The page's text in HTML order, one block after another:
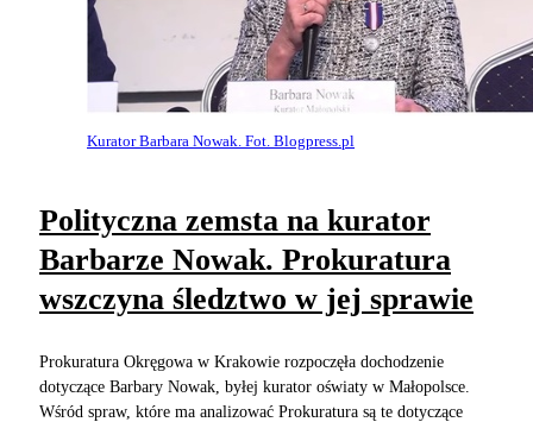
Kurator Barbara Nowak. Fot. Blogpress.pl
Polityczna zemsta na kurator
Barbarze Nowak. Prokuratura
wszczyna śledztwo w jej sprawie
Prokuratura Okręgowa w Krakowie rozpoczęła dochodzenie
dotyczące Barbary Nowak, byłej kurator oświaty w Małopolsce.
Wśród spraw, które ma analizować Prokuratura są te dotyczące